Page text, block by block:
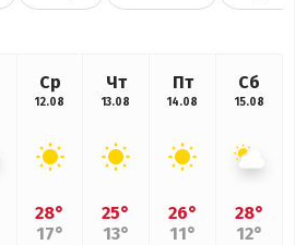
Ср
12.08
28°
17°
Чт
13.08
25°
13°
Пт
14.08
26°
11°
Сб
15.08
28°
12°